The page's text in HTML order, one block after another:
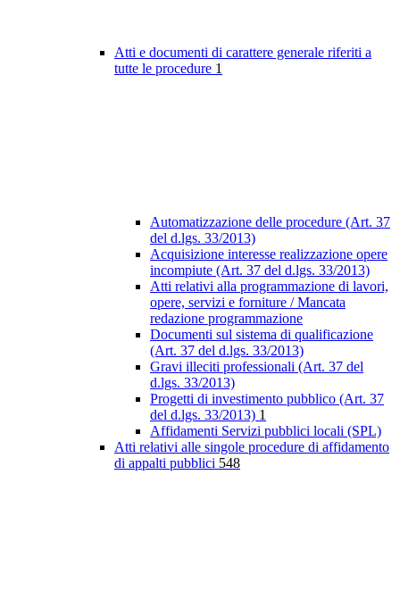
Atti e documenti di carattere generale riferiti a
tutte le procedure 1
Automatizzazione delle procedure (Art. 37
del d.lgs. 33/2013)
Acquisizione interesse realizzazione opere
incompiute (Art. 37 del d.lgs. 33/2013)
Atti relativi alla programmazione di lavori,
opere, servizi e forniture / Mancata
redazione programmazione
Documenti sul sistema di qualificazione
(Art. 37 del d.lgs. 33/2013)
Gravi illeciti professionali (Art. 37 del
d.lgs. 33/2013)
Progetti di investimento pubblico (Art. 37
del d.lgs. 33/2013) 1
Affidamenti Servizi pubblici locali (SPL)
Atti relativi alle singole procedure di affidamento
di appalti pubblici 548